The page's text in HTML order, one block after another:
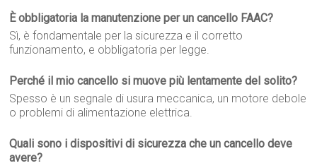
È obbligatoria la manutenzione per un cancello FAAC?
Sì, è fondamentale per la sicurezza e il corretto
funzionamento, e obbligatoria per legge.
Perché il mio cancello si muove più lentamente del solito?
Spesso è un segnale di usura meccanica, un motore debole
o problemi di alimentazione elettrica.
Quali sono i dispositivi di sicurezza che un cancello deve
avere?